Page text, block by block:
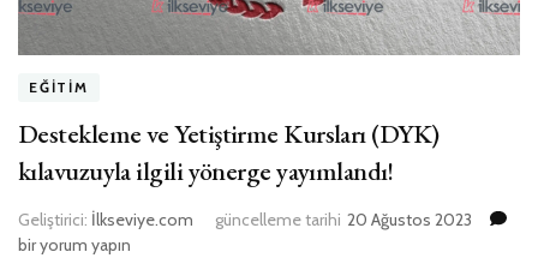
EĞITIM
Destekleme ve Yetiştirme Kursları (DYK)
kılavuzuyla ilgili yönerge yayımlandı!
Geliştirici: İlkseviye.com güncelleme tarihi 20 Ağustos 2023
bir yorum yapın